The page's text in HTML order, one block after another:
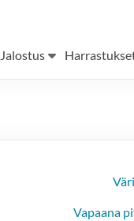
Jalostus
Vapaana